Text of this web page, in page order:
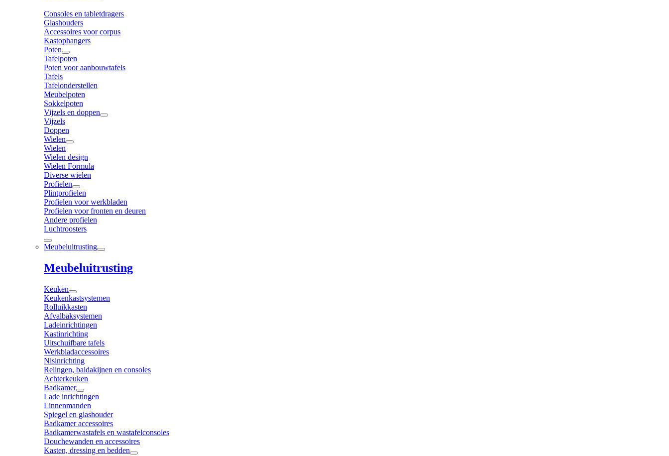
Consoles en tabletdragers
Glashouders
Accessoires voor corpus
Kastophangers
Poten
Tafelpoten
Poten voor aanbouwtafels
Tafels
Tafelonderstellen
Meubelpoten
Sokkelpoten
Vijzels en doppen
Vijzels
Doppen
Wielen
Wielen
Wielen design
Wielen Formula
Diverse wielen
Profielen
Plintprofielen
Profielen voor werkbladen
Profielen voor fronten en deuren
Andere profielen
Luchtroosters
Meubeluitrusting
Meubeluitrusting
Keuken
Keukenkastsystemen
Rolluikkasten
Afvalbaksystemen
Ladeinrichtingen
Kastinrichting
Uitschuifbare tafels
Werkbladaccessoires
Nisinrichting
Relingen, baldakijnen en consoles
Achterkeuken
Badkamer
Lade inrichtingen
Linnenmanden
Spiegel en glashouder
Badkamer accessoires
Badkamerwastafels en wastafelconsoles
Douchewanden en accessoires
Kasten, dressing en bedden